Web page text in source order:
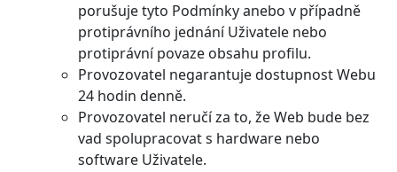
porušuje tyto Podmínky anebo v případně
protiprávního jednání Uživatele nebo
protiprávní povaze obsahu profilu.
Provozovatel negarantuje dostupnost Webu
24 hodin denně.
Provozovatel neručí za to, že Web bude bez
vad spolupracovat s hardware nebo
software Uživatele.